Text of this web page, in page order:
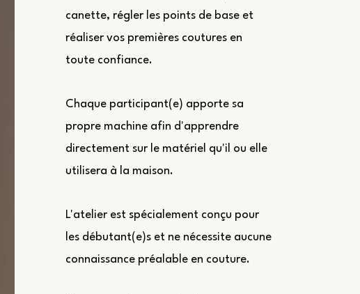
canette, régler les points de base et
réaliser vos premières coutures en
toute confiance.
Chaque participant(e) apporte sa
propre machine afin d'apprendre
directement sur le matériel qu'il ou elle
utilisera à la maison.
L'atelier est spécialement conçu pour
les débutant(e)s et ne nécessite aucune
connaissance préalable en couture.